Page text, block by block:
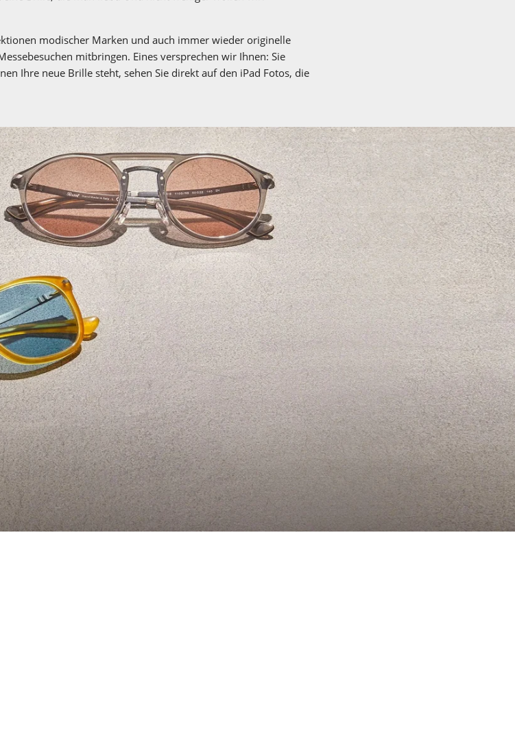
modischer Marken und auch immer wieder originelle
mitbringen. Eines versprechen wir Ihnen: Sie
Ihre neue Brille steht, sehen Sie direkt auf den iPad Fotos, die